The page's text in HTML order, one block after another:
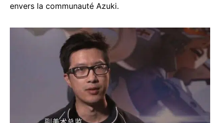
envers la communauté Azuki.